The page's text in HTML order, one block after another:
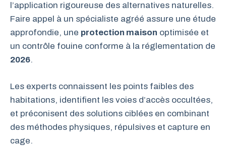
l’application rigoureuse des alternatives naturelles.
Faire appel à un spécialiste agréé assure une étude
approfondie, une protection maison optimisée et
un contrôle fouine conforme à la réglementation de
2026.
Les experts connaissent les points faibles des
habitations, identifient les voies d’accès occultées,
et préconisent des solutions ciblées en combinant
des méthodes physiques, répulsives et capture en
cage.